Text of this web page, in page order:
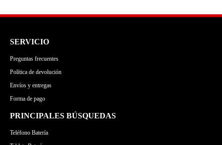
SERVICIO
Preguntas frecuentes
Política de devolución
Envíos y entregas
Forma de pago
PRINCIPALES BÚSQUEDAS
Teléfono Batería